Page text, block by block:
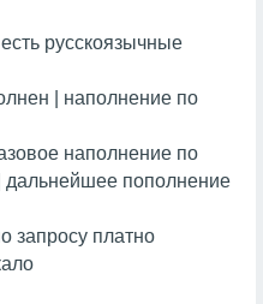
русскоязычные
| наполнение по
наполнение по
дальнейшее пополнение
запросу платно